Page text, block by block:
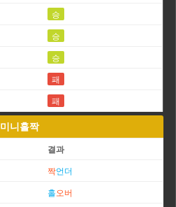
승
승
승
패
패
미니홀짝
결과
짝언더
홀오버